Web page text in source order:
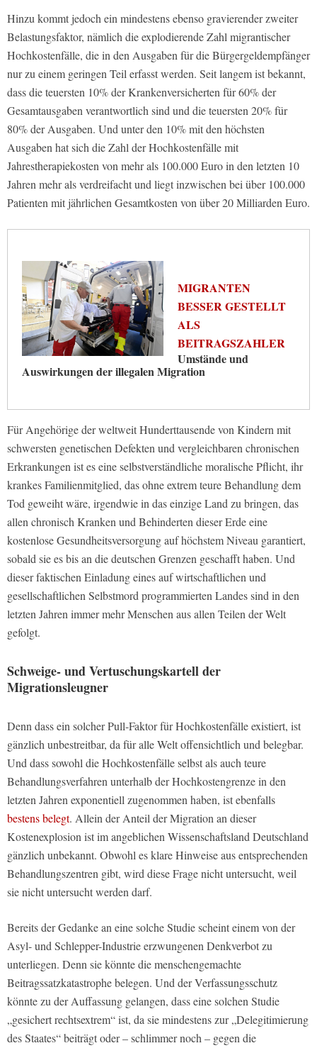
Hinzu kommt jedoch ein mindestens ebenso gravierender zweiter
Belastungsfaktor, nämlich die explodierende Zahl migrantischer
Hochkostenfälle, die in den Ausgaben für die Bürgergeldempfänger
nur zu einem geringen Teil erfasst werden. Seit langem ist bekannt,
dass die teuersten 10% der Krankenversicherten für 60% der
Gesamtausgaben verantwortlich sind und die teuersten 20% für
80% der Ausgaben. Und unter den 10% mit den höchsten
Ausgaben hat sich die Zahl der Hochkostenfälle mit
Jahrestherapiekosten von mehr als 100.000 Euro in den letzten 10
Jahren mehr als verdreifacht und liegt inzwischen bei über 100.000
Patienten mit jährlichen Gesamtkosten von über 20 Milliarden Euro.
MIGRANTEN
BESSER GESTELLT
ALS
BEITRAGSZAHLER
Umstände und
Auswirkungen der illegalen Migration
Für Angehörige der weltweit Hunderttausende von Kindern mit
schwersten genetischen Defekten und vergleichbaren chronischen
Erkrankungen ist es eine selbstverständliche moralische Pflicht, ihr
krankes Familienmitglied, das ohne extrem teure Behandlung dem
Tod geweiht wäre, irgendwie in das einzige Land zu bringen, das
allen chronisch Kranken und Behinderten dieser Erde eine
kostenlose Gesundheitsversorgung auf höchstem Niveau garantiert,
sobald sie es bis an die deutschen Grenzen geschafft haben. Und
dieser faktischen Einladung eines auf wirtschaftlichen und
gesellschaftlichen Selbstmord programmierten Landes sind in den
letzten Jahren immer mehr Menschen aus allen Teilen der Welt
gefolgt.
Schweige- und Vertuschungskartell der
Migrationsleugner
Denn dass ein solcher Pull-Faktor für Hochkostenfälle existiert, ist
gänzlich unbestreitbar, da für alle Welt offensichtlich und belegbar.
Und dass sowohl die Hochkostenfälle selbst als auch teure
Behandlungsverfahren unterhalb der Hochkostengrenze in den
letzten Jahren exponentiell zugenommen haben, ist ebenfalls
bestens belegt. Allein der Anteil der Migration an dieser
Kostenexplosion ist im angeblichen Wissenschaftsland Deutschland
gänzlich unbekannt. Obwohl es klare Hinweise aus entsprechenden
Behandlungszentren gibt, wird diese Frage nicht untersucht, weil
sie nicht untersucht werden darf.
Bereits der Gedanke an eine solche Studie scheint einem von der
Asyl- und Schlepper-Industrie erzwungenen Denkverbot zu
unterliegen. Denn sie könnte die menschengemachte
Beitragssatzkatastrophe belegen. Und der Verfassungsschutz
könnte zu der Auffassung gelangen, dass eine solchen Studie
„gesichert rechtsextrem“ ist, da sie mindestens zur „Delegitimierung
des Staates“ beiträgt oder – schlimmer noch – gegen die